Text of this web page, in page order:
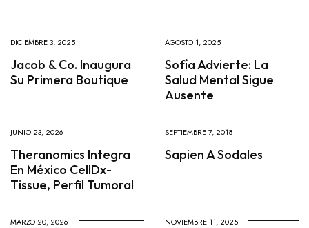
DICIEMBRE 3, 2025
Jacob & Co. Inaugura
Su Primera Boutique
AGOSTO 1, 2025
Sofía Advierte: La
Salud Mental Sigue
Ausente
JUNIO 23, 2026
Theranomics Integra
En México CellDx-
Tissue, Perfil Tumoral
SEPTIEMBRE 7, 2018
Sapien A Sodales
MARZO 20, 2026 NOVIEMBRE 11, 2025